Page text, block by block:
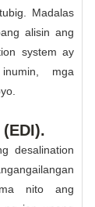
Madalas
alisin ang
system ay
mga
desalination
nito ang